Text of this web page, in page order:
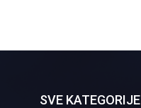
SVE KATEGORIJE